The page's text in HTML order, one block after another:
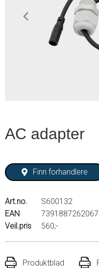
AC adapter
Finn forhandlere
Art.no.
S600132
EAN
7391887262067
Veil.pris
560;-
Produktblad